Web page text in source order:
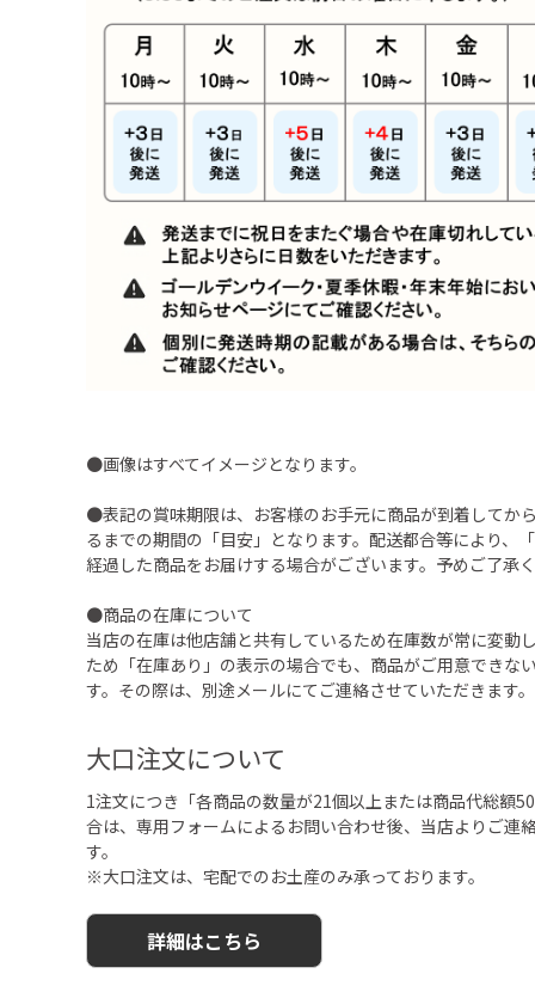
●画像はすべてイメージとなります。
●表記の賞味期限は、お客様のお手元に商品が到着してか
るまでの期間の「目安」となります。配送都合等により、
経過した商品をお届けする場合がございます。予めご了承
●商品の在庫について
当店の在庫は他店舗と共有しているため在庫数が常に変動
ため「在庫あり」の表示の場合でも、商品がご用意できな
す。その際は、別途メールにてご連絡させていただきます。
大口注文について
1注文につき「各商品の数量が21個以上または商品代総額
合は、専用フォームによるお問い合わせ後、当店よりご連
す。
※大口注文は、宅配でのお土産のみ承っております。
詳細はこちら